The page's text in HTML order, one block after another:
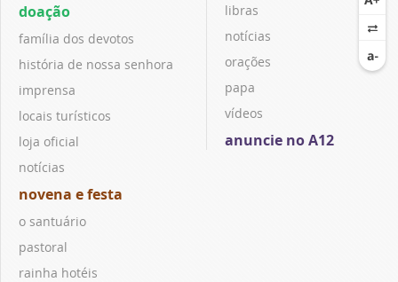
doação
família dos devotos
história de nossa senhora
imprensa
locais turísticos
loja oficial
notícias
novena e festa
o santuário
pastoral
rainha hotéis
libras
notícias
orações
papa
vídeos
anuncie no A12